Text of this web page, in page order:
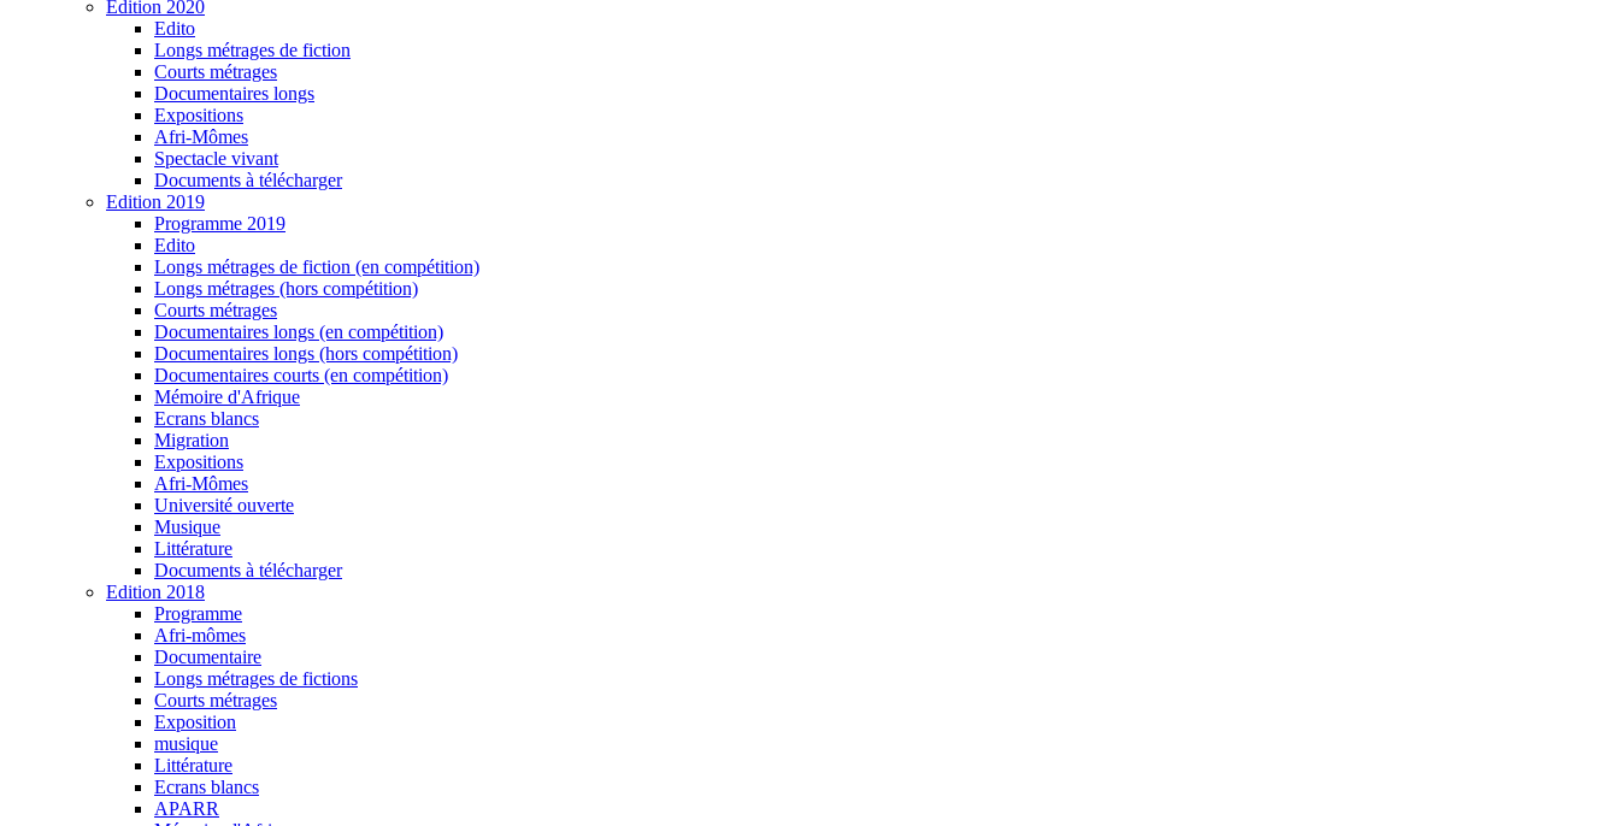
Edition 2020
Edito
Longs métrages de fiction
Courts métrages
Documentaires longs
Expositions
Afri-Mômes
Spectacle vivant
Documents à télécharger
Edition 2019
Programme 2019
Edito
Longs métrages de fiction (en compétition)
Longs métrages (hors compétition)
Courts métrages
Documentaires longs (en compétition)
Documentaires longs (hors compétition)
Documentaires courts (en compétition)
Mémoire d'Afrique
Ecrans blancs
Migration
Expositions
Afri-Mômes
Université ouverte
Musique
Littérature
Documents à télécharger
Edition 2018
Programme
Afri-mômes
Documentaire
Longs métrages de fictions
Courts métrages
Exposition
musique
Littérature
Ecrans blancs
APARR